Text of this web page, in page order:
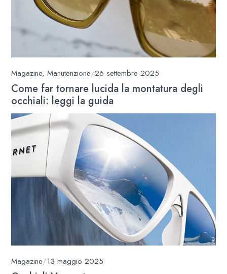
Magazine,Manutenzione/26 settembre 2025
Come far tornare lucida la montatura degli
occhiali: leggi la guida
Magazine/13 maggio 2025